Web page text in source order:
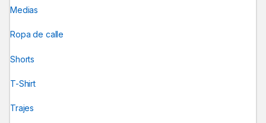
Medias
Ropa de calle
Shorts
T-Shirt
Trajes